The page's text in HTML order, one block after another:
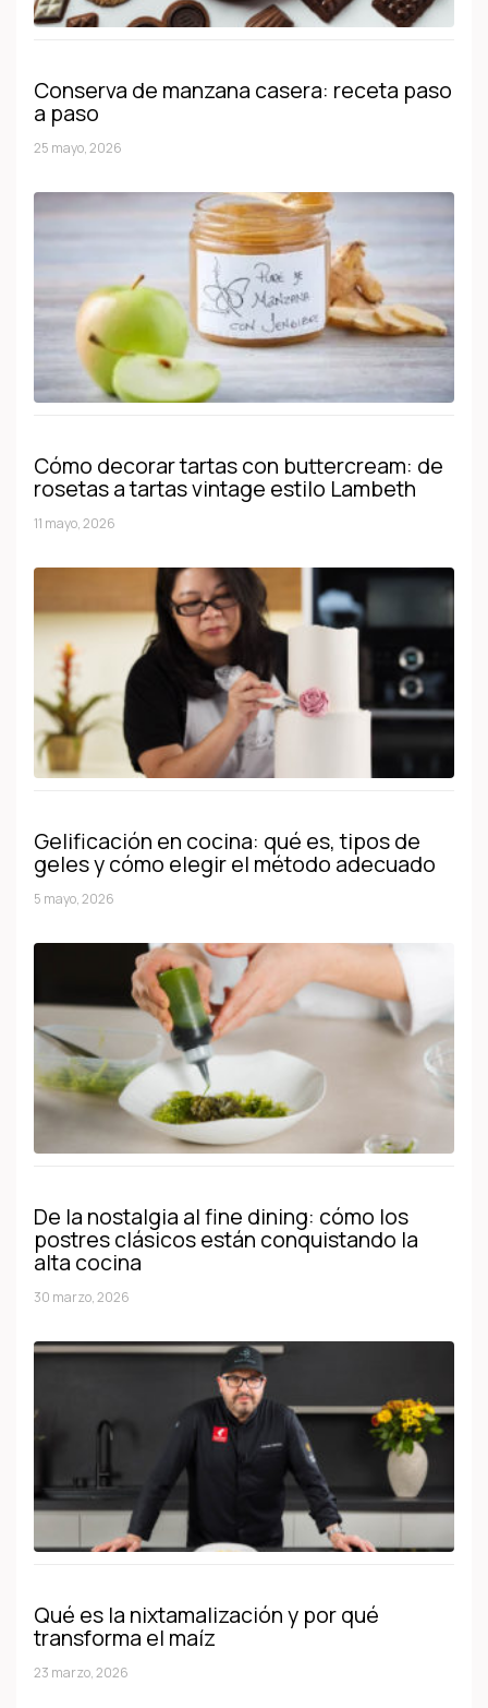
Conserva de manzana casera: receta paso
a paso
25 mayo, 2026
Cómo decorar tartas con buttercream: de
rosetas a tartas vintage estilo Lambeth
11 mayo, 2026
Gelificación en cocina: qué es, tipos de
geles y cómo elegir el método adecuado
5 mayo, 2026
De la nostalgia al fine dining: cómo los
postres clásicos están conquistando la
alta cocina
30 marzo, 2026
Qué es la nixtamalización y por qué
transforma el maíz
23 marzo, 2026